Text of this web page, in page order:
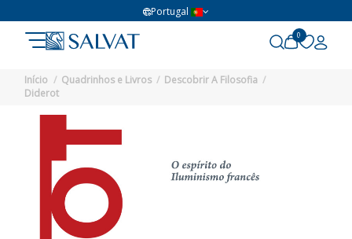
Portugal
0
Início Quadrinhos e Livros
Descobrir A Filosofia
Diderot